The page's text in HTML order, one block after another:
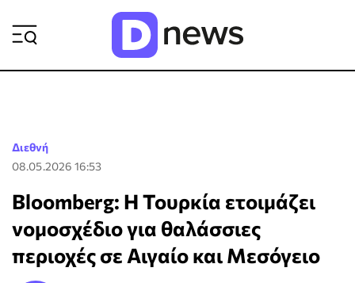
Διεθνή
08.05.2026 16:53
Bloomberg: Η Τουρκία ετοιμάζει
νομοσχέδιο για θαλάσσιες
περιοχές σε Αιγαίο και Μεσόγειο